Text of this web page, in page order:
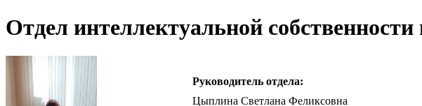
Отдел интеллектуальной
Руководитель отдела:
Цыплина Светлана Феликсовна